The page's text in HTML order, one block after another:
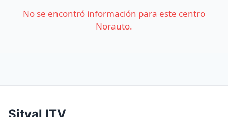
No se encontró información para este centro
Norauto.